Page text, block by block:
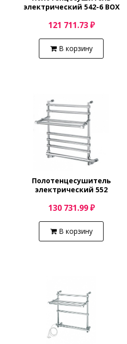
электрический 542-6 BOX
5424706ИRNB
121 711.73 ₽
В корзину
Полотенцесушитель
электрический 552
5524706BRPB
130 731.99 ₽
В корзину